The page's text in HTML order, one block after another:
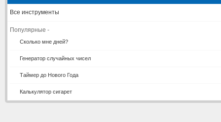
Все инструменты
Популярные -
Сколько мне дней?
Генератор случайных чисел
Таймер до Нового Года
Калькулятор сигарет